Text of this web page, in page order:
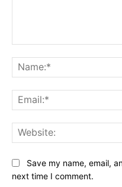
Save my name, email,
next time I comment.